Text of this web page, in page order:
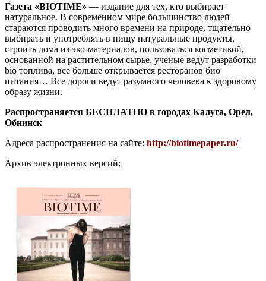
Газета «BIOTIME» — издание для тех, кто выбирает
натуральное. В современном мире большинство людей
стараются проводить много времени на природе, тщательно
выбирать и употреблять в пищу натуральные продукты,
строить дома из эко-материалов, пользоваться косметикой,
основанной на растительном сырье, ученые ведут разработки
bio топлива, все больше открывается ресторанов био
питания… Все дороги ведут разумного человека к здоровому
образу жизни.
Распространяется БЕСПЛАТНО в городах Калуга, Орел,
Обнинск
Адреса распространения на сайте: http://biotimepaper.ru/
Архив электронных версий: